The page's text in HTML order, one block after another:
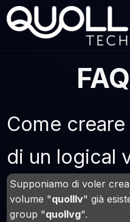
FAQ
Come
di un logical
Supponiamo di voler
volume "quolllv" già
group "quollvg".